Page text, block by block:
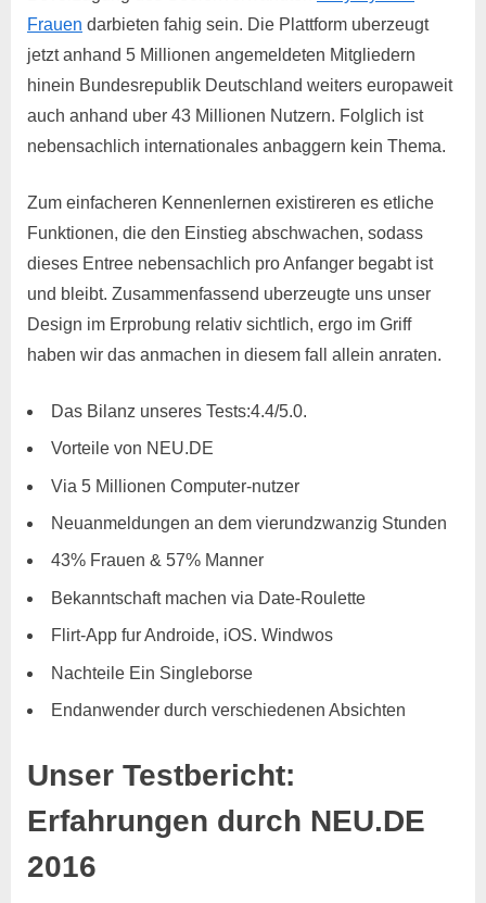
Frauen darbieten fahig sein. Die Plattform uberzeugt
jetzt anhand 5 Millionen angemeldeten Mitgliedern
hinein Bundesrepublik Deutschland weiters europaweit
auch anhand uber 43 Millionen Nutzern. Folglich ist
nebensachlich internationales anbaggern kein Thema.
Zum einfacheren Kennenlernen existireren es etliche
Funktionen, die den Einstieg abschwachen, sodass
dieses Entree nebensachlich pro Anfanger begabt ist
und bleibt. Zusammenfassend uberzeugte uns unser
Design im Erprobung relativ sichtlich, ergo im Griff
haben wir das anmachen in diesem fall allein anraten.
Das Bilanz unseres Tests:4.4/5.0.
Vorteile von NEU.DE
Via 5 Millionen Computer-nutzer
Neuanmeldungen an dem vierundzwanzig Stunden
43% Frauen & 57% Manner
Bekanntschaft machen via Date-Roulette
Flirt-App fur Androide, iOS. Windwos
Nachteile Ein Singleborse
Endanwender durch verschiedenen Absichten
Unser Testbericht:
Erfahrungen durch NEU.DE
2016